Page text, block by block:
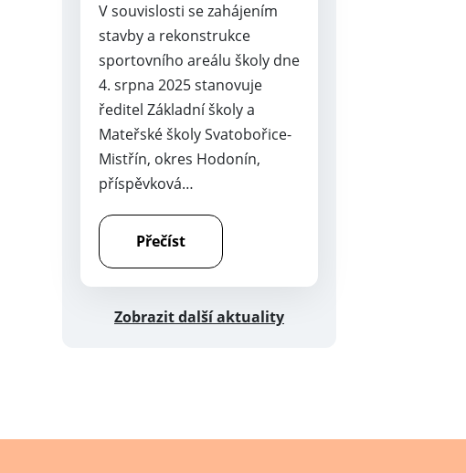
V souvislosti se zahájením
stavby a rekonstrukce
sportovního areálu školy dne
4. srpna 2025 stanovuje
ředitel Základní školy a
Mateřské školy Svatobořice-
Mistřín, okres Hodonín,
příspěvková…
Přečíst
Zobrazit další aktuality